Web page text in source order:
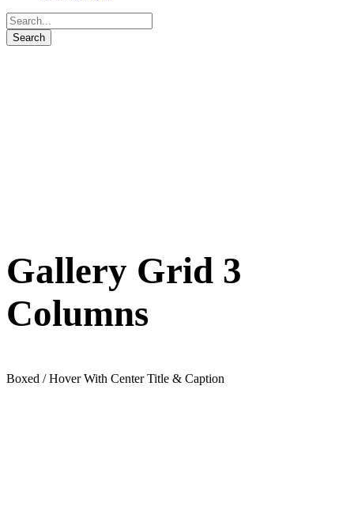
Gallery Grid 3
Columns
Boxed / Hover With Center Title & Caption